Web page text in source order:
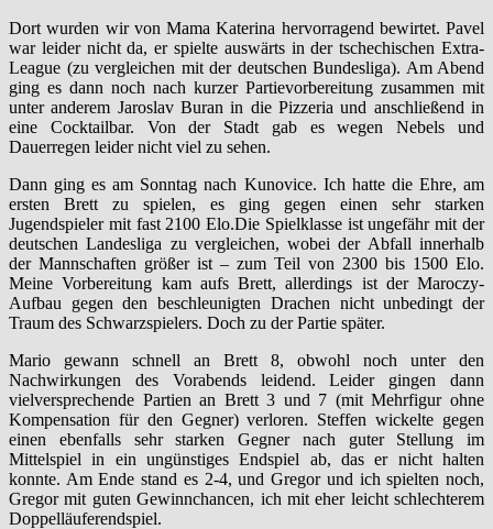
Dort wurden wir von Mama Katerina hervorragend bewirtet. Pavel
war leider nicht da, er spielte auswärts in der tschechischen Extra-
League (zu vergleichen mit der deutschen Bundesliga). Am Abend
ging es dann noch nach kurzer Partievorbereitung zusammen mit
unter anderem Jaroslav Buran in die Pizzeria und anschließend in
eine Cocktailbar. Von der Stadt gab es wegen Nebels und
Dauerregen leider nicht viel zu sehen.
Dann ging es am Sonntag nach Kunovice. Ich hatte die Ehre, am
ersten Brett zu spielen, es ging gegen einen sehr starken
Jugendspieler mit fast 2100 Elo.Die Spielklasse ist ungefähr mit der
deutschen Landesliga zu vergleichen, wobei der Abfall innerhalb
der Mannschaften größer ist – zum Teil von 2300 bis 1500 Elo.
Meine Vorbereitung kam aufs Brett, allerdings ist der Maroczy-
Aufbau gegen den beschleunigten Drachen nicht unbedingt der
Traum des Schwarzspielers. Doch zu der Partie später.
Mario gewann schnell an Brett 8, obwohl noch unter den
Nachwirkungen des Vorabends leidend. Leider gingen dann
vielversprechende Partien an Brett 3 und 7 (mit Mehrfigur ohne
Kompensation für den Gegner) verloren. Steffen wickelte gegen
einen ebenfalls sehr starken Gegner nach guter Stellung im
Mittelspiel in ein ungünstiges Endspiel ab, das er nicht halten
konnte. Am Ende stand es 2-4, und Gregor und ich spielten noch,
Gregor mit guten Gewinnchancen, ich mit eher leicht schlechterem
Doppelläuferendspiel.